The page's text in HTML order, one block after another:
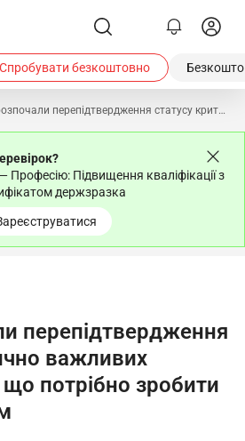
Спробувати безкоштовно
ОВА розпочали перепідтвердження статусу критично важливих підприємств: що потрібно зробити роботодавцям
— Професію: Підвищення кваліфікації з
держзразка
перепідтвердження
важливих
потрібно зробити